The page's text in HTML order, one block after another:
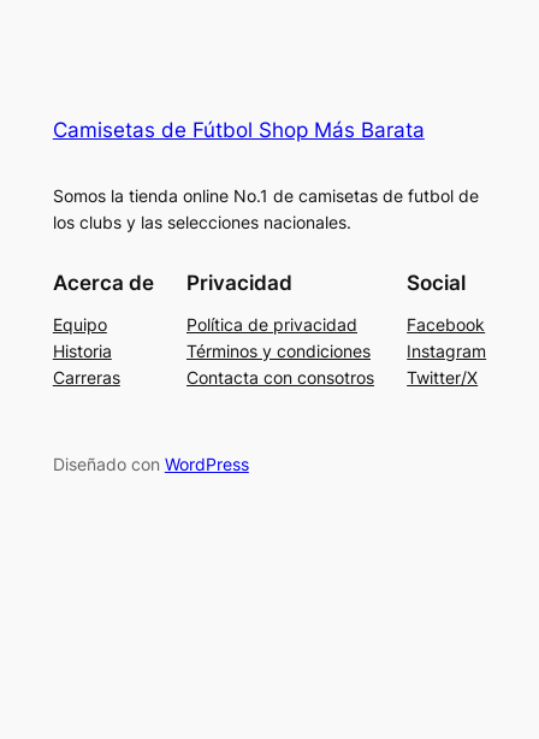
Camisetas de Fútbol Shop Más Barata
Somos la tienda online No.1 de camisetas de futbol de
los clubs y las selecciones nacionales.
Acerca de
Equipo
Historia
Carreras
Privacidad
Política de privacidad
Términos y condiciones
Contacta con consotros
Social
Facebook
Instagram
Twitter/X
Diseñado con WordPress